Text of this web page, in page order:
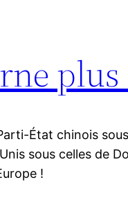
État chinois
sous celles de
!